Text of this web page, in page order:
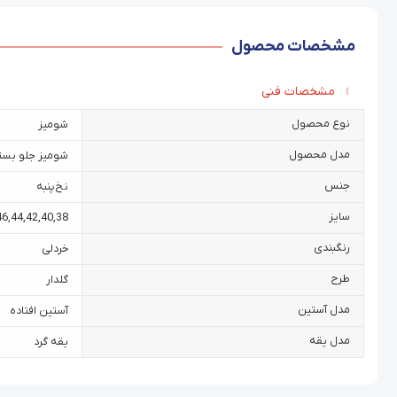
مشخصات محصول
مشخصات فنی
نوع محصول شومیز
مدل محصول شومیز جلو
جنس نخ‌پنبه
سایز 38
,
40
,
42
,
44
,
رنگبندی خردلی
طرح گلدار
مدل آستین آستین افتاده
مدل یقه یقه گرد